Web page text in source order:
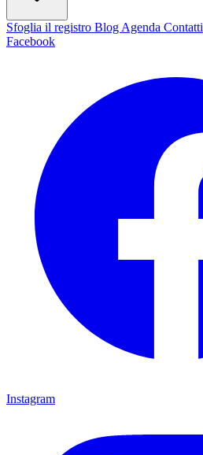
Sfoglia il registro Blog Agenda Contatti
Facebook
Instagram